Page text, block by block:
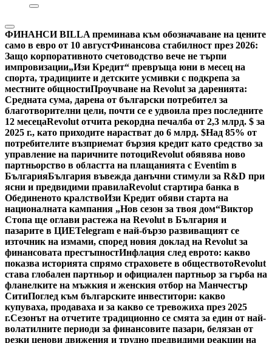
ФИНАНСИ BILLA преминава към обозначаване на цените
само в евро от 10 августФинансова стабилност през 2026:
Защо корпоративното счетоводство вече не търпи
импровизации„Изи Кредит“ превръща юни в месец на
спорта, традициите и детските усмивки с подкрепа за
местните общностиПроучване на Revolut за даренията:
Средната сума, дарена от български потребител за
благотворителни цели, почти се е удвоила през последните
12 месецаRevolut отчита рекордна печалба от 2,3 млрд. $ за
2025 г., като приходите нарастват до 6 млрд. $Над 85% от
потребителите възприемат бързия кредит като средство за
управление на паричните потоциRevolut обявява ново
партньорство в областта на плащанията с Eventim в
БългарияБългария въвежда данъчни стимули за R&D при
ясни и предвидими правилаRevolut стартира банка в
Обединеното кралствоИзи Кредит обяви старта на
националната кампания „Нов сезон за твоя дом“Виктор
Стопа ще оглави растежа на Revolut в България и
пазарите в ЦИЕTelegram е най-бързо развиващият се
източник на измами, според новия доклад на Revolut за
финансовата престъпностИнфлация след еврото: какво
показва историята спрямо страховете в обществотоRevolut
става глобален партньор и официален партньор за гърба на
фланелките на мъжкия и женския отбор на Манчестър
СитиПоглед към българските инвеститори: какво
купуваха, продаваха и за какво се тревожиха през 2025
г.Сезонът на отчетите традиционно се смята за един от най-
волатилните периоди за финансовите пазари, белязан от
резки ценови движения и трудно предвидими реакции на